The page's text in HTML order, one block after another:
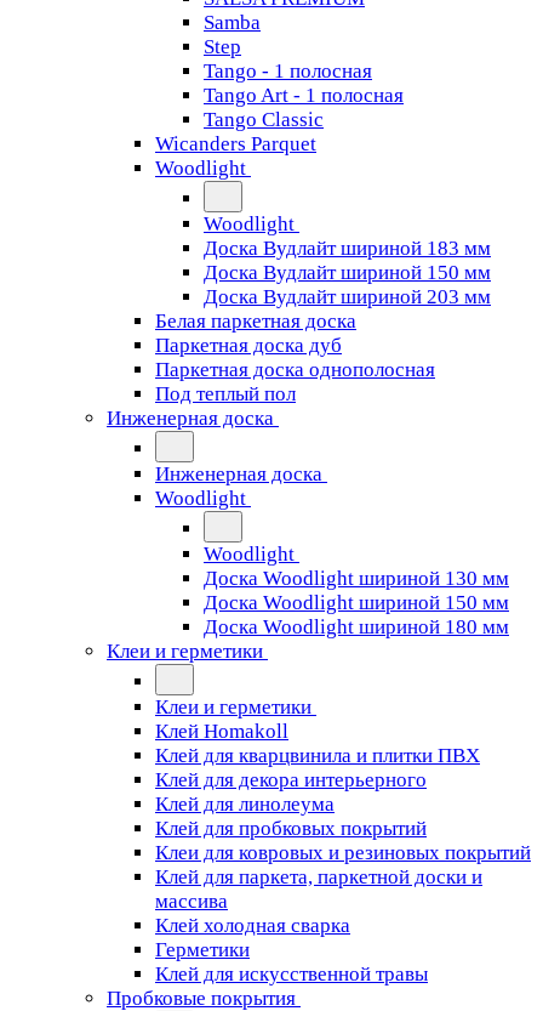
Samba
Step
Tango - 1 полосная
Tango Art - 1 полосная
Tango Classiс
Wicanders Parquet
Woodlight
Woodlight
Доска Вудлайт шириной 183 мм
Доска Вудлайт шириной 150 мм
Доска Вудлайт шириной 203 мм
Белая паркетная доска
Паркетная доска дуб
Паркетная доска однополосная
Под теплый пол
Инженерная доска
Инженерная доска
Woodlight
Woodlight
Доска Woodlight шириной 130 мм
Доска Woodlight шириной 150 мм
Доска Woodlight шириной 180 мм
Клеи и герметики
Клеи и герметики
Клей Homakoll
Клей для кварцвинила и плитки ПВХ
Клей для декора интерьерного
Клей для линолеума
Клей для пробковых покрытий
Клеи для ковровых и резиновых покрытий
Клей для паркета, паркетной доски и
массива
Клей холодная сварка
Герметики
Клей для искусственной травы
Пробковые покрытия